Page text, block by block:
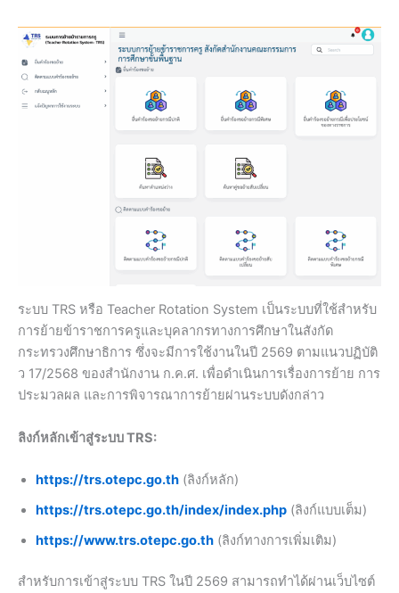
ระบบ TRS หรือ Teacher Rotation System เป็นระบบที่ใช้สำหรับ
การย้ายข้าราชการครูและบุคลากรทางการศึกษาในสังกัด
กระทรวงศึกษาธิการ ซึ่งจะมีการใช้งานในปี 2569 ตามแนวปฏิบัติ
ว 17/2568 ของสำนักงาน ก.ค.ศ. เพื่อดำเนินการเรื่องการย้าย การ
ประมวลผล และการพิจารณาการย้ายผ่านระบบดังกล่าว
ลิงก์หลักเข้าสู่ระบบ TRS:
https://trs.otepc.go.th (ลิงก์หลัก)
https://trs.otepc.go.th/index/index.php (ลิงก์แบบเต็ม)
https://www.trs.otepc.go.th (ลิงก์ทางการเพิ่มเติม)
สำหรับการเข้าสู่ระบบ TRS ในปี 2569 สามารถทำได้ผ่านเว็บไซต์